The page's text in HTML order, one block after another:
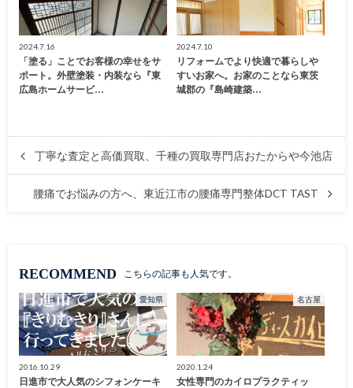
2024.7.16
「塗る」ことでお客様の幸せをサ
ポート。外壁塗装・内装なら『東
広島ホームサービ…
2024.7.10
リフォームでより快適で暮らしや
すいお家へ。お家のことなら東茨
城郡の『島崎建築…
丁寧な査定と高価買取、千種の買取専門店おたからや今池店
腰痛でお悩みの方へ、東近江市の腰痛専門整体DCT TAST
RECOMMEND こちらの記事も人気です。
愛知県
2016.10.29
日進市で大人気のシフォンケーキ
名古屋
2020.1.24
女性専門のカイロプラクティッ